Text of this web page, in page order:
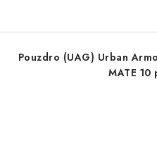
Pouzdro (UAG) Urban
MATE